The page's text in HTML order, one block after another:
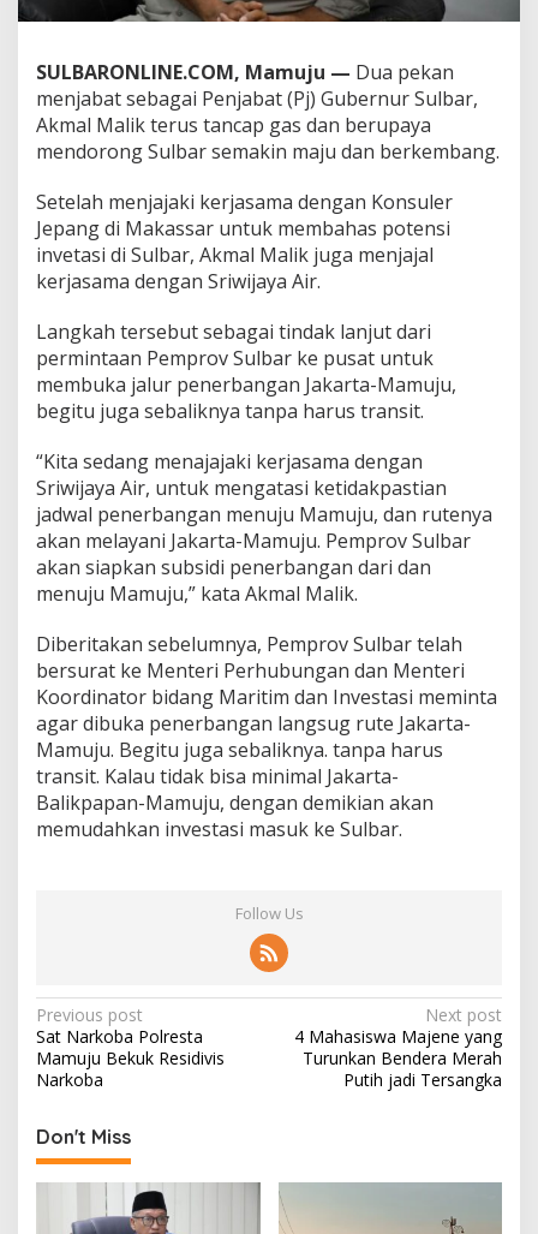
m
e
n
g
a
n
r
i
w
i
j
y
a
A
i
r
SULBARONLINE.COM, Mamuju — Dua pekan
menjabat sebagai Penjabat (Pj) Gubernur Sulbar,
Akmal Malik terus tancap gas dan berupaya
mendorong Sulbar semakin maju dan berkembang.
Setelah menjajaki kerjasama dengan Konsuler
Jepang di Makassar untuk membahas potensi
invetasi di Sulbar, Akmal Malik juga menjajal
kerjasama dengan Sriwijaya Air.
Langkah tersebut sebagai tindak lanjut dari
permintaan Pemprov Sulbar ke pusat untuk
membuka jalur penerbangan Jakarta-Mamuju,
begitu juga sebaliknya tanpa harus transit.
“Kita sedang menajajaki kerjasama dengan
Sriwijaya Air, untuk mengatasi ketidakpastian
jadwal penerbangan menuju Mamuju, dan rutenya
akan melayani Jakarta-Mamuju. Pemprov Sulbar
akan siapkan subsidi penerbangan dari dan
menuju Mamuju,” kata Akmal Malik.
Diberitakan sebelumnya, Pemprov Sulbar telah
bersurat ke Menteri Perhubungan dan Menteri
Koordinator bidang Maritim dan Investasi meminta
agar dibuka penerbangan langsug rute Jakarta-
Mamuju. Begitu juga sebaliknya. tanpa harus
transit. Kalau tidak bisa minimal Jakarta-
Balikpapan-Mamuju, dengan demikian akan
memudahkan investasi masuk ke Sulbar.
Follow Us
P
o
s
t
n
a
Previous post
Sat Narkoba Polresta
Mamuju Bekuk Residivis
Narkoba
Next post
4 Mahasiswa Majene yang
Turunkan Bendera Merah
Putih jadi Tersangka
Don't Miss